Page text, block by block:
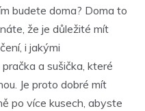
budete doma? Doma to
že je důležité mít
i jakými
a sušička, které
Je proto dobré mít
po více kusech, abyste